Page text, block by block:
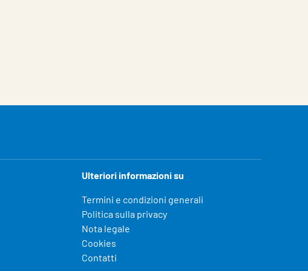
Ulteriori informazioni su
Termini e condizioni generali
Politica sulla privacy
Nota legale
Cookies
Contatti